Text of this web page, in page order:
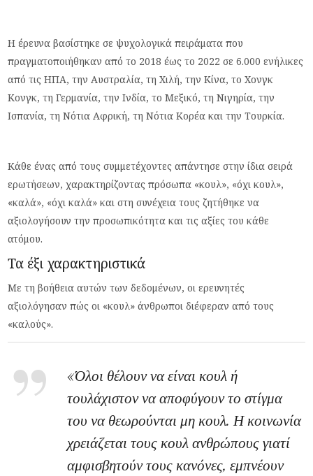
Η έρευνα βασίστηκε σε ψυχολογικά πειράματα που
πραγματοποιήθηκαν από το 2018 έως το 2022 σε 6.000 ενήλικες
από τις ΗΠΑ, την Αυστραλία, τη Χιλή, την Κίνα, το Χονγκ
Κονγκ, τη Γερμανία, την Ινδία, το Μεξικό, τη Νιγηρία, την
Ισπανία, τη Νότια Αφρική, τη Νότια Κορέα και την Τουρκία.
Κάθε ένας από τους συμμετέχοντες απάντησε στην ίδια σειρά
ερωτήσεων, χαρακτηρίζοντας πρόσωπα «κουλ», «όχι κουλ»,
«καλά», «όχι καλά» και στη συνέχεια τους ζητήθηκε να
αξιολογήσουν την προσωπικότητα και τις αξίες του κάθε
ατόμου.
Τα έξι χαρακτηριστικά
Με τη βοήθεια αυτών των δεδομένων, οι ερευνητές
αξιολόγησαν πώς οι «κουλ» άνθρωποι διέφεραν από τους
«καλούς».
«Όλοι θέλουν να είναι κουλ ή
τουλάχιστον να αποφύγουν το στίγμα
του να θεωρούνται μη κουλ. Η κοινωνία
χρειάζεται τους κουλ ανθρώπους γιατί
αμφισβητούν τους κανόνες, εμπνέουν